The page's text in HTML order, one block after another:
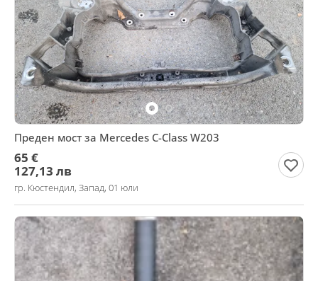
Преден мост за Mercedes C-Class W203
65 €
127,13 лв
гр. Кюстендил, Запад, 01 юли